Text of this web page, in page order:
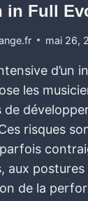
in Full
mai 26,
d’un
les
de
risques
aux
de la